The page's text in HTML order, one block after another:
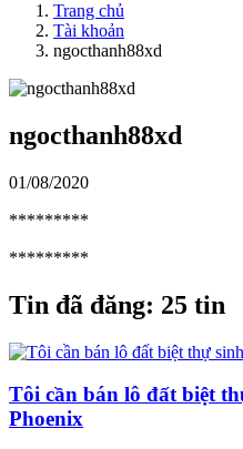
Trang chủ
Tài khoản
ngocthanh88xd
ngocthanh88xd
01/08/2020
*********
*********
Tin đã đăng: 25 tin
Tôi cần bán lô đất biệt
Phoenix